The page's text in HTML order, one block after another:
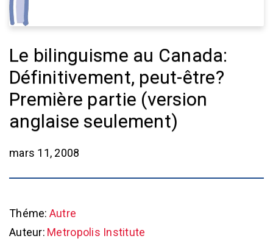
Le bilinguisme au Canada:
Définitivement, peut-être?
Première partie (version
anglaise seulement)
mars 11, 2008
Théme: Autre
Auteur: Metropolis Institute